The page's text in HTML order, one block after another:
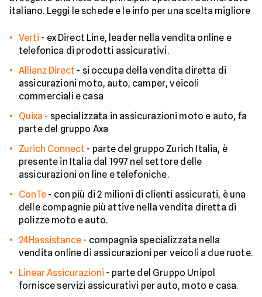
italiano. Leggi le schede e le info per una scelta migliore
Verti - ex Direct Line, leader nella vendita online e
telefonica di prodotti assicurativi.
Allianz Direct - si occupa della vendita diretta di
assicurazioni moto, auto, camper, veicoli
commerciali e casa
Quixa - specializzata in assicurazioni moto e auto, fa
parte del gruppo Axa
Zurich Connect - parte del gruppo Zurich Italia, è
presente in Italia dal 1997 nel settore delle
assicurazioni on line e telefoniche.
ConTe - con più di 2 milioni di clienti assicurati, è una
delle compagnie più attive nella vendita diretta di
polizze moto e auto.
24Hassistance - compagnia specializzata nella
vendita online di assicurazioni per veicoli a due ruote.
Linear Assicurazioni - parte del Gruppo Unipol
fornisce servizi assicurativi per auto, moto e casa.